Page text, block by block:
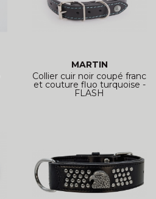
MARTIN
Collier cuir noir coupé franc
et couture fluo turquoise -
FLASH